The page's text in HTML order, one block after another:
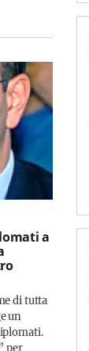
a
di tutta
un
per